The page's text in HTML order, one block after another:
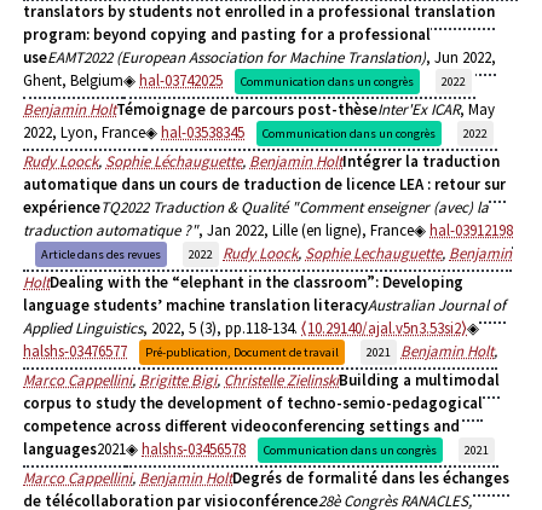
translators by students not enrolled in a professional translation
program: beyond copying and pasting for a professional
useEAMT2022 (European Association for Machine Translation), Jun 2022,
Ghent, Belgium
hal-03742025 Communication dans un congrès 2022
Benjamin HoltTémoignage de parcours post-thèseInter'Ex ICAR, May
2022, Lyon, France
hal-03538345 Communication dans un congrès 2022
Rudy Loock, Sophie Léchauguette, Benjamin HoltIntégrer la traduction
automatique dans un cours de traduction de licence LEA : retour sur
expérienceTQ2022 Traduction & Qualité "Comment enseigner (avec) la
traduction automatique ?", Jan 2022, Lille (en ligne), France hal-03912198
Article dans des revues 2022 Rudy Loock, Sophie Lechauguette, Benjamin
HoltDealing with the “elephant in the classroom”: Developing
language students’ machine translation literacyAustralian Journal of
Applied Linguistics, 2022, 5 (3), pp.118-134. ⟨10.29140/ajal.v5n3.53si2⟩
halshs-03476577
Pré-publication, Document de travail 2021 Benjamin Holt,
Marco Cappellini, Brigitte Bigi, Christelle ZielinskiBuilding a multimodal
corpus to study the development of techno-semio-pedagogical
competence across different videoconferencing settings and
languages2021 halshs-03456578 Communication dans un congrès 2021
Marco Cappellini, Benjamin HoltDegrés de formalité dans les échanges
de télécollaboration par visioconférence28è Congrès RANACLES,